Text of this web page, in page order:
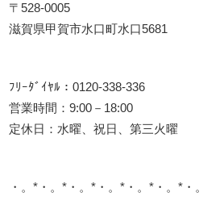
〒528-0005
滋賀県甲賀市水口町水口5681
ﾌﾘｰﾀﾞｲﾔﾙ：0120-338-336
営業時間：9:00－18:00
定休日：水曜、祝日、第三火曜
・。*・。*・。*・。*・。*・。*・